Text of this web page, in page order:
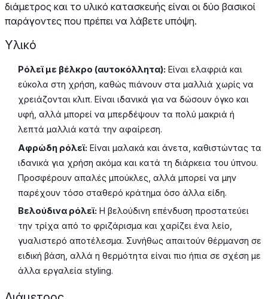
διάμετρος και το υλικό κατασκευής είναι οι δύο βασικοί
παράγοντες που πρέπει να λάβετε υπόψη.
Υλικό
Ρόλεϊ με βέλκρο (αυτοκόλλητα): Είναι ελαφριά και
εύκολα στη χρήση, καθώς πιάνουν στα μαλλιά χωρίς να
χρειάζονται κλιπ. Είναι ιδανικά για να δώσουν όγκο και
υφή, αλλά μπορεί να μπερδέψουν τα πολύ μακριά ή
λεπτά μαλλιά κατά την αφαίρεση.
Αφρώδη ρόλεϊ: Είναι μαλακά και άνετα, καθιστώντας τα
ιδανικά για χρήση ακόμα και κατά τη διάρκεια του ύπνου.
Προσφέρουν απαλές μπούκλες, αλλά μπορεί να μην
παρέχουν τόσο σταθερό κράτημα όσο άλλα είδη.
Βελούδινα ρόλεϊ: Η βελούδινη επένδυση προστατεύει
την τρίχα από το φριζάρισμα και χαρίζει ένα λείο,
γυαλιστερό αποτέλεσμα. Συνήθως απαιτούν θέρμανση σε
ειδική βάση, αλλά η θερμότητα είναι πιο ήπια σε σχέση με
άλλα εργαλεία styling.